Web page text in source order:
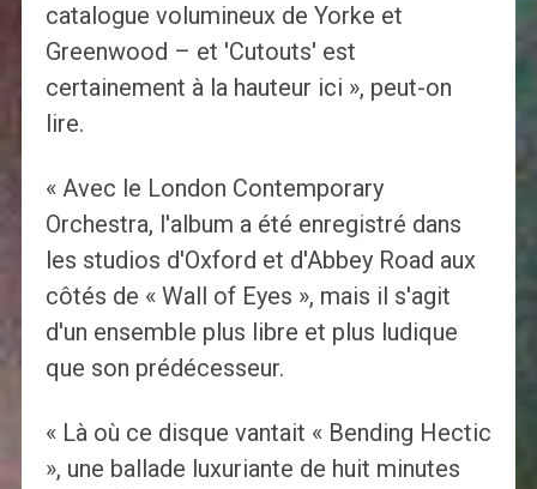
catalogue volumineux de Yorke et
Greenwood – et 'Cutouts' est
certainement à la hauteur ici », peut-on
lire.
« Avec le London Contemporary
Orchestra, l'album a été enregistré dans
les studios d'Oxford et d'Abbey Road aux
côtés de « Wall of Eyes », mais il s'agit
d'un ensemble plus libre et plus ludique
que son prédécesseur.
« Là où ce disque vantait « Bending Hectic
», une ballade luxuriante de huit minutes